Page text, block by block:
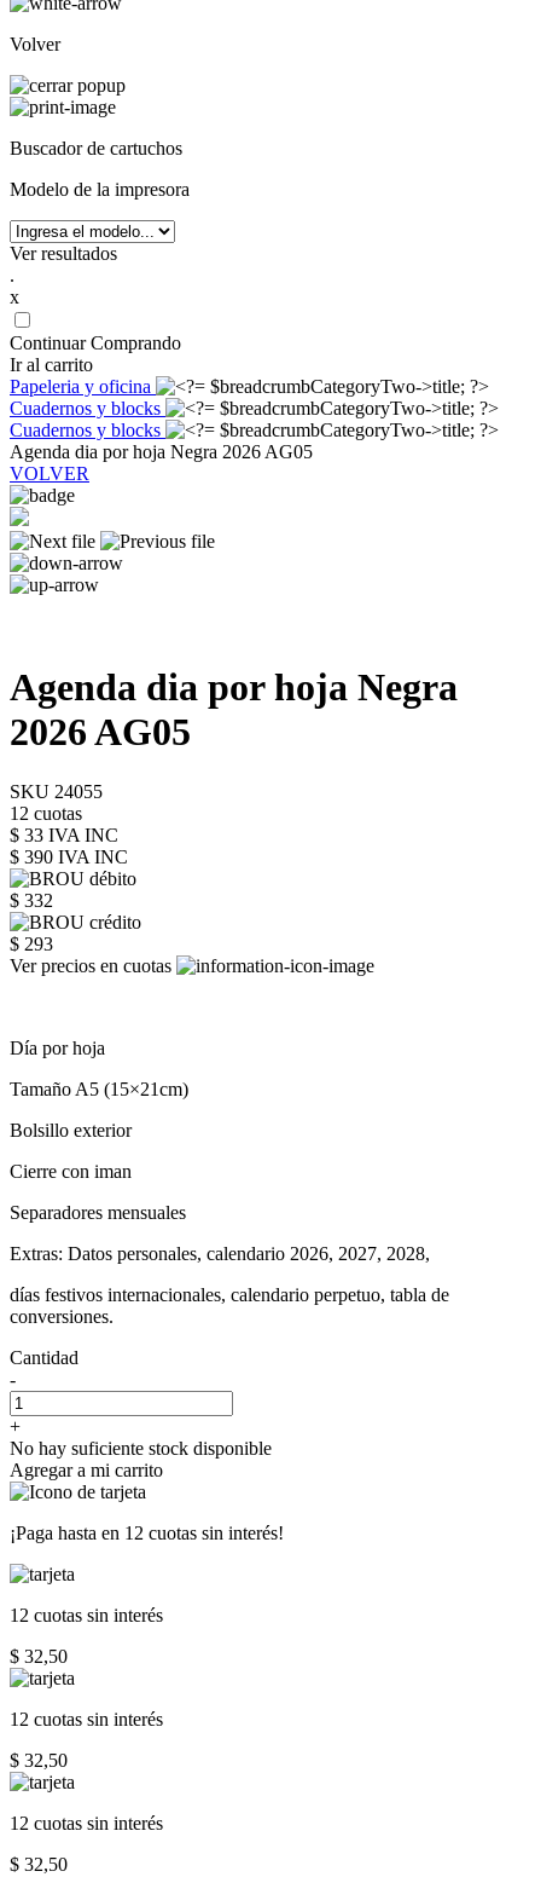
Volver
Buscador de cartuchos
Modelo de la impresora
Ver resultados
.
x
Continuar Comprando
Ir al carrito
Papeleria y oficina
Cuadernos y blocks
Cuadernos y blocks
Agenda dia por hoja Negra 2026 AG05
VOLVER
Agenda dia por hoja Negra
2026 AG05
SKU 24055
12 cuotas
$ 33 IVA INC
$ 390 IVA INC
$ 332
$ 293
Ver precios en cuotas
Día por hoja
Tamaño A5 (15×21cm)
Bolsillo exterior
Cierre con iman
Separadores mensuales
Extras: Datos personales, calendario 2026, 2027, 2028,
días festivos internacionales, calendario perpetuo, tabla de
conversiones.
Cantidad
-
+
No hay suficiente stock disponible
Agregar a mi carrito
¡Paga hasta en 12 cuotas sin interés!
12 cuotas sin interés
$ 32,50
12 cuotas sin interés
$ 32,50
12 cuotas sin interés
$ 32,50